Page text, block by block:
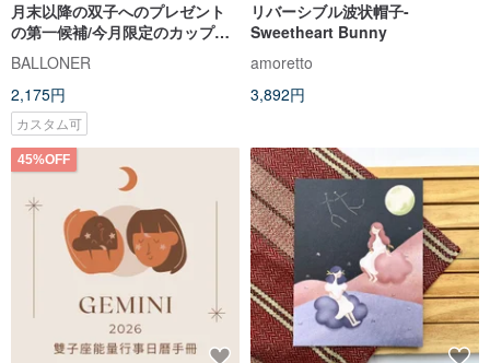
月末以降の双子へのプレゼント
の第一候補/今月限定のカップセ
ット/かわいいので一生モノのカ
ップです
BALLONER
2,175円
カスタム可
リバーシブル波状帽子-
Sweetheart Bunny
amoretto
3,892円
45%OFF